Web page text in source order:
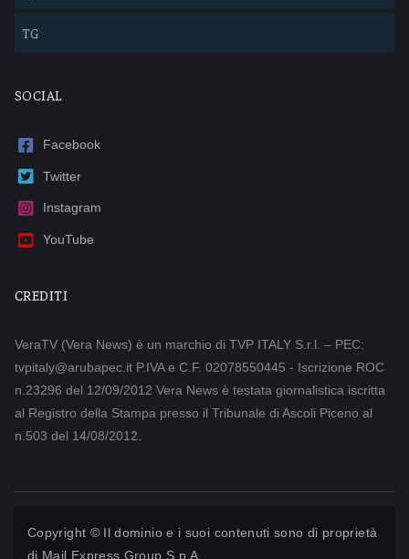
TG
SOCIAL
Facebook
Twitter
Instagram
YouTube
CREDITI
VeraTV (Vera News) è un marchio di TVP ITALY S.r.l. – PEC:
tvpitaly@arubapec.it P.IVA e C.F. 02078550445 - Iscrizione ROC
n.23296 del 12/09/2012 Vera News è testata giornalistica iscritta
al Registro della Stampa presso il Tribunale di Ascoli Piceno al
n.503 del 14/08/2012.
Copyright © Il dominio e i suoi contenuti sono di proprietà
di Mail Express Group S.p.A.